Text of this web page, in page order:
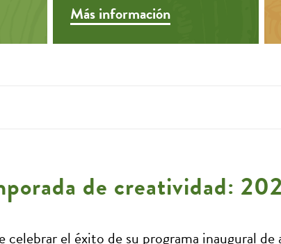
Más información
de creatividad:
celebrar el éxito de su programa inaugural